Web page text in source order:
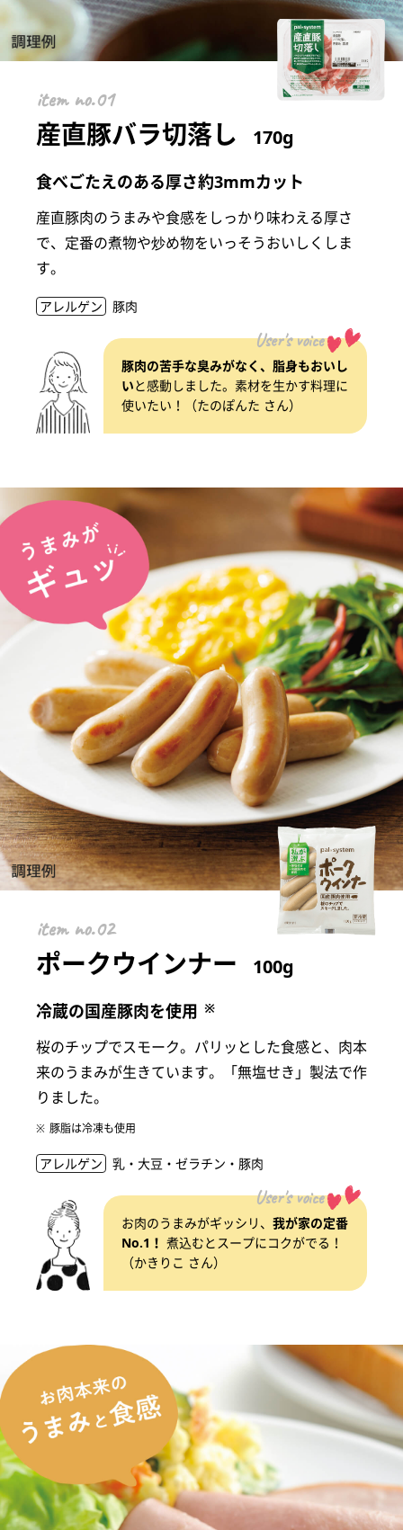
item
産直豚バラ切落し 170g
食べごたえのある厚さ約3mmカット
産直豚肉のうまみや食感をしっかり味わえる厚さ
で、定番の煮物や炒め物をいっそうおいしくしま
す。
アレルゲン 豚肉
User's voice
豚肉の苦手な臭みがなく、脂身もおいし
いと感動しました。素材を生かす料理に
使いたい！（たのぽんた さん）
item
ポークウインナー 100g
冷蔵の国産豚肉を使用 ※
桜のチップでスモーク。パリッとした食感と、肉本
来のうまみが生きています。「無塩せき」製法で作
りました。
豚脂は冷凍も使用
アレルゲン 乳・大豆・ゼラチン・豚肉
User's voice
お肉のうまみがギッシリ、 我が家の定番
No.1！ 煮込むとスープにコクがでる！
（かきりこ さん）